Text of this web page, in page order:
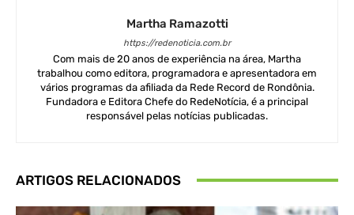
Martha Ramazotti
https://redenoticia.com.br
Com mais de 20 anos de experiência na área, Martha
trabalhou como editora, programadora e apresentadora em
vários programas da afiliada da Rede Record de Rondônia.
Fundadora e Editora Chefe do RedeNotícia, é a principal
responsável pelas notícias publicadas.
ARTIGOS RELACIONADOS